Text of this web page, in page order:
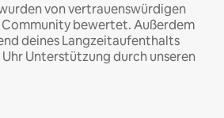
von vertrauenswürdigen
Community bewertet. Außerdem
deines Langzeitaufenthalts
Unterstützung durch unseren